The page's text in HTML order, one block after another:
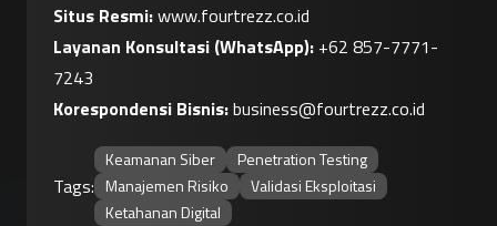
Situs Resmi: www.fourtrezz.co.id
Layanan Konsultasi (WhatsApp): +62 857-7771-
7243
Korespondensi Bisnis:business@fourtrezz.co.id
Tags:
Keamanan Siber
Penetration Testing
Manajemen Risiko
Validasi Eksploitasi
Ketahanan Digital